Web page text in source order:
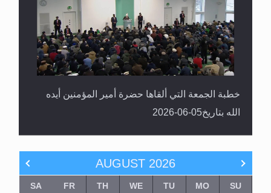
خطبة الجمعة التي ألقاها حضرة أمير المؤمنين أيده
الله بتاريخ05-06-2026
AUGUST 2026
SU
MO
TU
WE
TH
FR
SA